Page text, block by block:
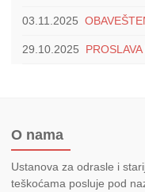
03.11.2025
29.10.2025
O nama
Ustanova za odrasle i
teškoćama posluje pod